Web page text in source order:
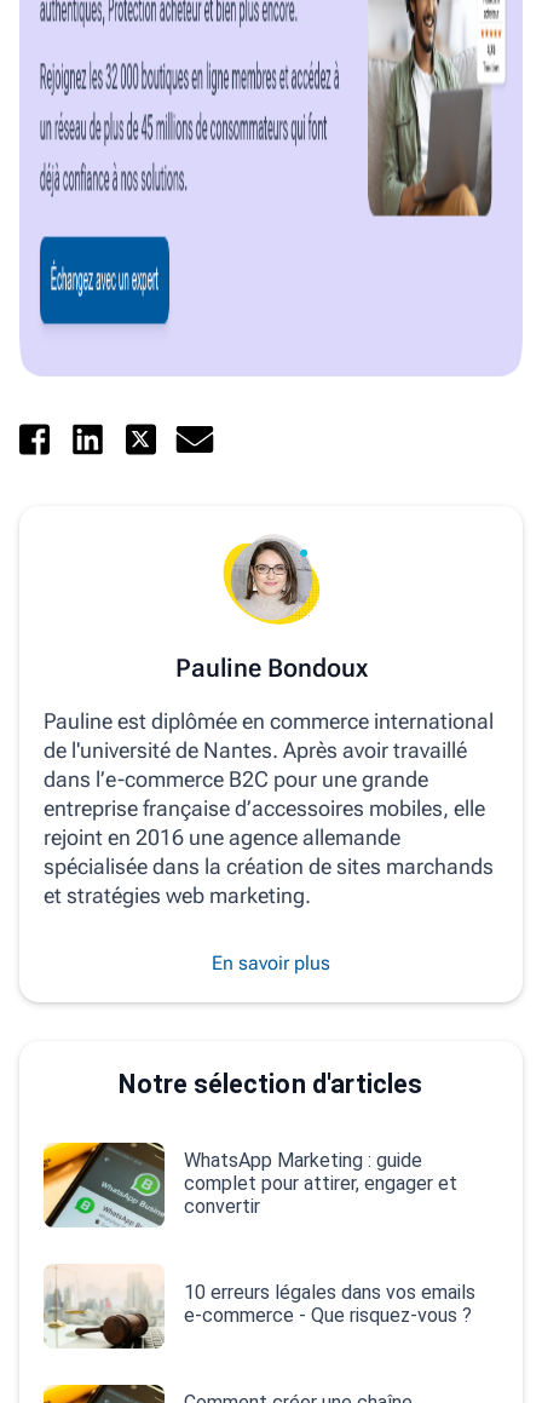
Pauline Bondoux
Pauline est diplômée en commerce international
de l'université de Nantes. Après avoir travaillé
dans l’e-commerce B2C pour une grande
entreprise française d’accessoires mobiles, elle
rejoint en 2016 une agence allemande
spécialisée dans la création de sites marchands
et stratégies web marketing.
En savoir plus
Notre sélection d'articles
WhatsApp Marketing : guide
complet pour attirer, engager et
convertir
10 erreurs légales dans vos emails
e‑commerce - Que risquez-vous ?